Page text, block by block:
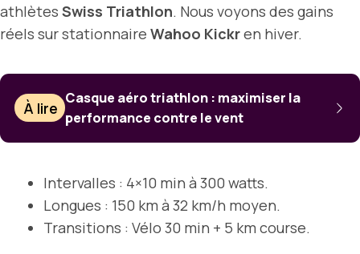
athlètes Swiss Triathlon. Nous voyons des gains
réels sur stationnaire Wahoo Kickren hiver.
À lire
Casque aéro triathlon : maximiser la
performance contre le vent
Intervalles : 4×10 min à 300 watts.
Longues : 150 km à 32 km/h moyen.
Transitions : Vélo 30 min + 5 km course.